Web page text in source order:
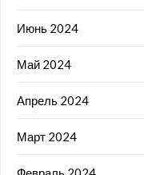
Июнь 2024
Май 2024
Апрель 2024
Март 2024